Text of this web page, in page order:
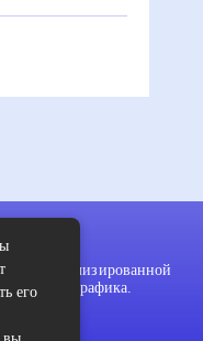
персонализированной
нашего трафика.
его